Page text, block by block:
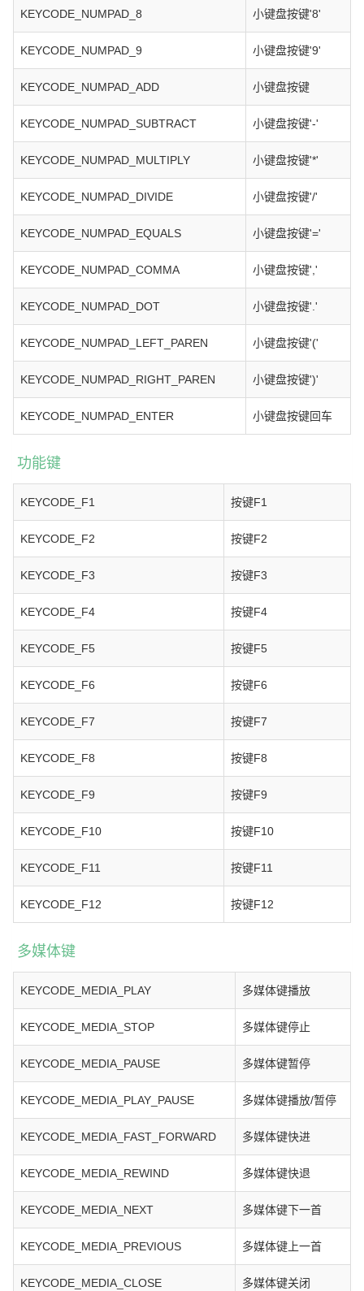
KEYCODE_NUMPAD_8 小键盘按键'8'
KEYCODE_NUMPAD_9 小键盘按键'9'
KEYCODE_NUMPAD_ADD 小键盘按键
KEYCODE_NUMPAD_SUBTRACT 小键盘按键'-'
KEYCODE_NUMPAD_MULTIPLY 小键盘按键'*'
KEYCODE_NUMPAD_DIVIDE 小键盘按键'/'
KEYCODE_NUMPAD_EQUALS 小键盘按键'='
KEYCODE_NUMPAD_COMMA 小键盘按键','
KEYCODE_NUMPAD_DOT 小键盘按键'.'
KEYCODE_NUMPAD_LEFT_PAREN 小键盘按键'('
KEYCODE_NUMPAD_RIGHT_PAREN 小键盘按键')'
KEYCODE_NUMPAD_ENTER 小键盘按键回车
功能键
KEYCODE_F1 按键F1
KEYCODE_F2 按键F2
KEYCODE_F3 按键F3
KEYCODE_F4 按键F4
KEYCODE_F5 按键F5
KEYCODE_F6 按键F6
KEYCODE_F7 按键F7
KEYCODE_F8 按键F8
KEYCODE_F9 按键F9
KEYCODE_F10 按键F10
KEYCODE_F11 按键F11
KEYCODE_F12 按键F12
多媒体键
KEYCODE_MEDIA_PLAY 多媒体键播放
KEYCODE_MEDIA_STOP 多媒体键停止
KEYCODE_MEDIA_PAUSE 多媒体键暂停
KEYCODE_MEDIA_PLAY_PAUSE 多媒体键播放/暂停
KEYCODE_MEDIA_FAST_FORWARD 多媒体键快进
KEYCODE_MEDIA_REWIND 多媒体键快退
KEYCODE_MEDIA_NEXT 多媒体键下一首
KEYCODE_MEDIA_PREVIOUS 多媒体键上一首
KEYCODE_MEDIA_CLOSE 多媒体键关闭